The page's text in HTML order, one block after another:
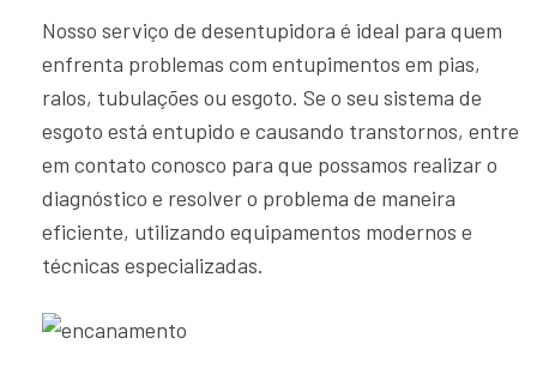
Nosso serviço de desentupidora é ideal para quem
enfrenta problemas com entupimentos em pias,
ralos, tubulações ou esgoto. Se o seu sistema de
esgoto está entupido e causando transtornos, entre
em contato conosco para que possamos realizar o
diagnóstico e resolver o problema de maneira
eficiente, utilizando equipamentos modernos e
técnicas especializadas.